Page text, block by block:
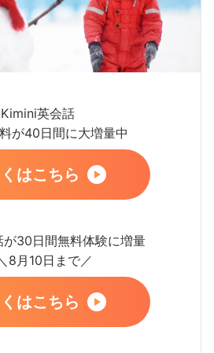
Kimini英会話
が40日間に大増量中
はこちら
30日間無料体験に増量
8月10日まで／
はこちら